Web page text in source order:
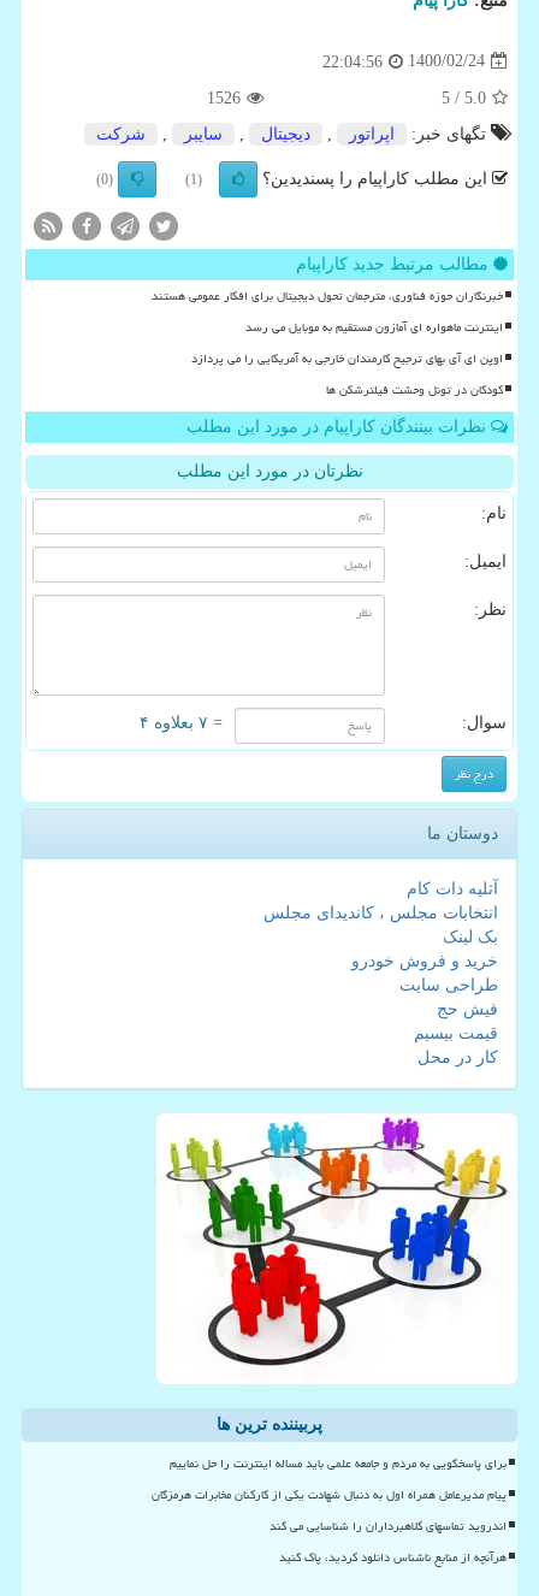
1400/02/24
22:04:56
5.0
/ 5
1526
تگهای خبر:
اپراتور دیجیتال سایبر شركت
این مطلب کاراپیام را پسندیدین؟ (1)
(0)
مطالب مرتبط جدید کاراپیام
خبرنگاران حوزه فناوری، مترجمان تحول دیجیتال برای افکار عمومی هستند
اینترنت ماهواره ای آمازون مستقیم به موبایل می رسد
اوپن ای آی بهای ترجیح کارمندان خارجی به آمریکایی را می پردازد
کودکان در تونل وحشت فیلترشکن ها
نظرات بینندگان کاراپیام در مورد این مطلب
نظرتان در مورد این مطلب
نام:
ایمیل:
نظر:
سوال: = ۷ بعلاوه ۴
دوستان ما
آتلیه دات کام
انتخابات مجلس ، کاندیدای مجلس
بک لینک
خرید و فروش خودرو
طراحی سایت
فیش حج
قیمت بیسیم
کار در محل
پربیننده ترین ها
برای پاسخگویی به مردم و جامعه علمی باید مساله اینترنت را حل نماییم
پیام مدیرعامل همراه اول به دنبال شهادت یکی از کارکنان مخابرات هرمزگان
اندروید تماسهای کلاهبرداران را شناسایی می کند
هرآنچه از منابع ناشناس دانلود کردید، پاک کنید